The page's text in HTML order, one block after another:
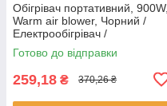
Обігрівач портативний, 900W,
Warm air blower, Чорний /
Електрообігрівач /
Електричний обігрівач
Готово до відправки
259,18 ₴ 370,26 ₴